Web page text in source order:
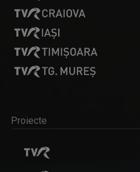
Proiecte